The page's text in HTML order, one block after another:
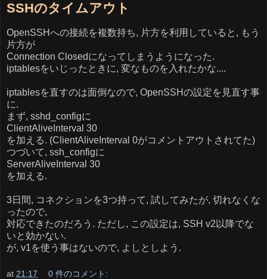
SSHのタイムアウト
OpenSSHへの接続を複数持ち, 片方を利用していると, もう
片方が
Connection Closedになってしまうようになった.
iptablesをいじったときに, 変なものを入れたかな....
iptablesを直すのは面倒なので, OpenSSHの設定を見直す事
に.
まず, sshd_configに
ClientAliveInterval 30
を加える. (ClientAliveInterval 0がコメントアウトされてた)
つづいて, ssh_configに
ServerAliveInterval 30
を加える.
3日間, コネクションを3つ持って, 試してみたが, 切れなくな
ったので,
対応できたのだろう. ただし, この設定は, SSH v2以降でな
いと効かない.
が, v1を使う事はないので, よしとしよう.
at 21:17 0 件のコメント: